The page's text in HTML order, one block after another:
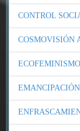
CONTROL
COSMOVISIÓN
ECOFEMINISMO
EMANCIPACIÓN